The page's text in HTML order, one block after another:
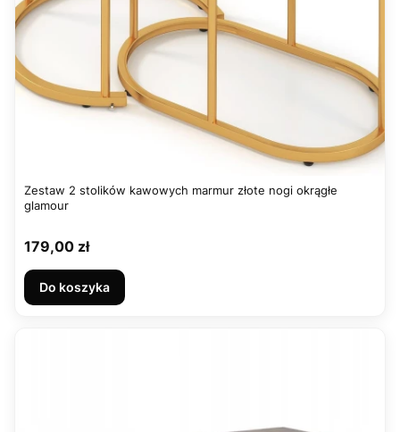
Zestaw 2 stolików kawowych marmur złote nogi okrągłe
glamour
Cena
179,00 zł
Do koszyka